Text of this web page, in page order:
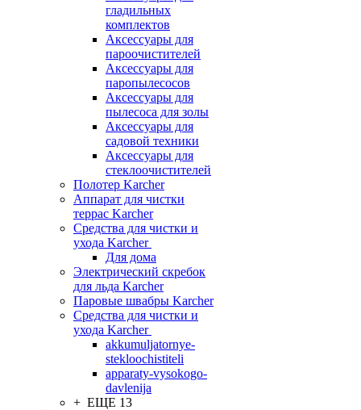
гладильных
комплектов
Аксессуары для
пароочистителей
Аксессуары для
паропылесосов
Аксессуары для
пылесоса для золы
Аксессуары для
садовой техники
Аксессуары для
стеклоочистителей
Полотер Karcher
Аппарат для чистки
террас Karcher
Средства для чистки и
ухода Karcher
Для дома
Электрический скребок
для льда Karcher
Паровые швабры Karcher
Средства для чистки и
ухода Karcher
akkumuljatornye-
stekloochistiteli
apparaty-vysokogo-
davlenija
+ ЕЩЕ 13